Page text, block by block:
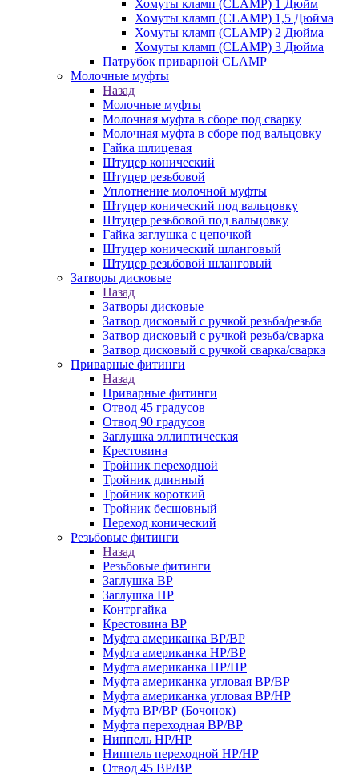
Хомуты кламп (CLAMP) 1 Дюйм
Хомуты кламп (CLAMP) 1,5 Дюйма
Хомуты кламп (CLAMP) 2 Дюйма
Хомуты кламп (CLAMP) 3 Дюйма
Патрубок приварной CLAMP
Молочные муфты
Назад
Молочные муфты
Молочная муфта в сборе под сварку
Молочная муфта в сборе под вальцовку
Гайка шлицевая
Штуцер конический
Штуцер резьбовой
Уплотнение молочной муфты
Штуцер конический под вальцовку
Штуцер резьбовой под вальцовку
Гайка заглушка с цепочкой
Штуцер конический шланговый
Штуцер резьбовой шланговый
Затворы дисковые
Назад
Затворы дисковые
Затвор дисковый с ручкой резьба/резьба
Затвор дисковый с ручкой резьба/сварка
Затвор дисковый с ручкой сварка/сварка
Приварные фитинги
Назад
Приварные фитинги
Отвод 45 градусов
Отвод 90 градусов
Заглушка эллиптическая
Крестовина
Тройник переходной
Тройник длинный
Тройник короткий
Тройник бесшовный
Переход конический
Резьбовые фитинги
Назад
Резьбовые фитинги
Заглушка ВР
Заглушка НР
Контргайка
Крестовина ВР
Муфта американка ВР/ВР
Муфта американка НР/ВР
Муфта американка НР/НР
Муфта американка угловая ВР/ВР
Муфта американка угловая ВР/НР
Муфта ВР/ВР (Бочонок)
Муфта переходная ВР/ВР
Ниппель НР/НР
Ниппель переходной НР/НР
Отвод 45 ВР/ВР